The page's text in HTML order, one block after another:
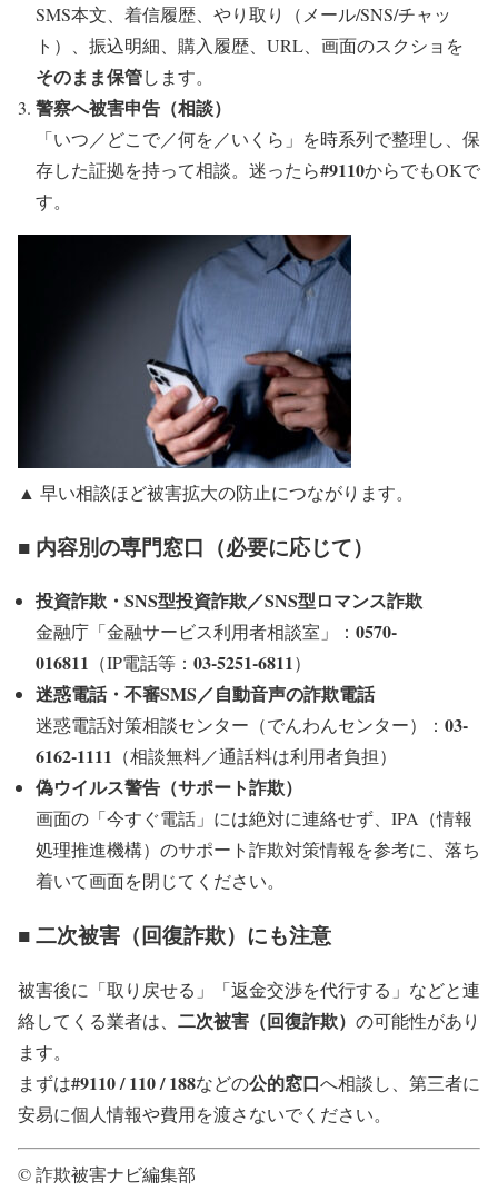
SMS本文、着信履歴、やり取り（メール/SNS/チャッ
ト）、振込明細、購入履歴、URL、画面のスクショを
そのまま保管します。
警察へ被害申告（相談）
「いつ／どこで／何を／いくら」を時系列で整理し、保
存した証拠を持って相談。迷ったら#9110からでもOKで
す。
▲ 早い相談ほど被害拡大の防止につながります。
■ 内容別の専門窓口（必要に応じて）
投資詐欺・SNS型投資詐欺／SNS型ロマンス詐欺
金融庁「金融サービス利用者相談室」： 0570-
016811 （IP電話等： 03-5251-6811）
迷惑電話・不審SMS／自動音声の詐欺電話
迷惑電話対策相談センター（でんわんセンター）： 03-
6162-1111 （相談無料／通話料は利用者負担）
偽ウイルス警告（サポート詐欺）
画面の「今すぐ電話」には絶対に連絡せず、IPA（情報
処理推進機構）のサポート詐欺対策情報を参考に、落ち
着いて画面を閉じてください。
■ 二次被害（回復詐欺）にも注意
被害後に「取り戻せる」「返金交渉を代行する」などと連
絡してくる業者は、 二次被害（回復詐欺） の可能性があり
ます。
まずは#9110 / 110 / 188などの公的窓口へ相談し、第三者に
安易に個人情報や費用を渡さないでください。
© 詐欺被害ナビ編集部